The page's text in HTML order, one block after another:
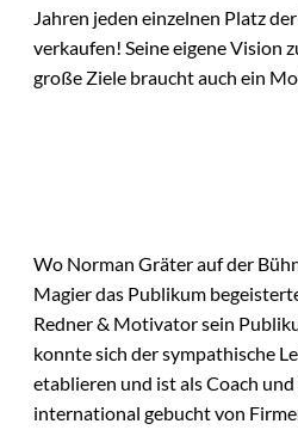
Jahren jeden einzelnen Platz
verkaufen! Seine eigene Vision
große Ziele braucht auch ein
Wo Norman Gräter auf der
Magier das Publikum
Redner & Motivator sein
konnte sich der sympathische
etablieren und ist als Coach
international gebucht von